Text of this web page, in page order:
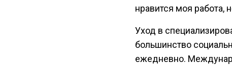
нравится моя работа,
Уход в
большинство
ежедневно.